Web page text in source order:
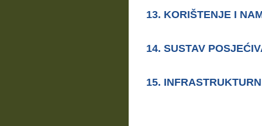
13. KORIŠTENJE I
14. SUSTAV POSJEĆ
15.